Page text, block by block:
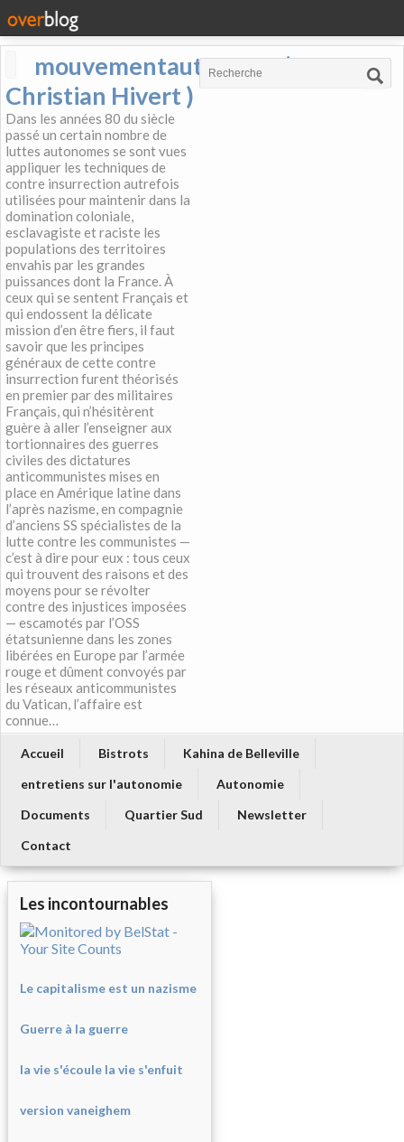
mouvementautonome (
Christian Hivert )
Dans les années 80 du siècle
passé un certain nombre de
luttes autonomes se sont vues
appliquer les techniques de
contre insurrection autrefois
utilisées pour maintenir dans la
domination coloniale,
esclavagiste et raciste les
populations des territoires
envahis par les grandes
puissances dont la France. À
ceux qui se sentent Français et
qui endossent la délicate
mission d’en être fiers, il faut
savoir que les principes
généraux de cette contre
insurrection furent théorisés
en premier par des militaires
Français, qui n’hésitèrent
guère à aller l’enseigner aux
tortionnaires des guerres
civiles des dictatures
anticommunistes mises en
place en Amérique latine dans
l’après nazisme, en compagnie
d’anciens SS spécialistes de la
lutte contre les communistes —
c’est à dire pour eux : tous ceux
qui trouvent des raisons et des
moyens pour se révolter
contre des injustices imposées
— escamotés par l’OSS
étatsunienne dans les zones
libérées en Europe par l’armée
rouge et dûment convoyés par
les réseaux anticommunistes
du Vatican, l’affaire est
connue…
Accueil Bistrots
Kahina de Belleville
entretiens sur l'autonomie
Autonomie
Documents
Quartier Sud
Newsletter
Contact
Les incontournables
Le capitalisme est un nazisme
Guerre à la guerre
la vie s'écoule la vie s'enfuit
version vaneighem